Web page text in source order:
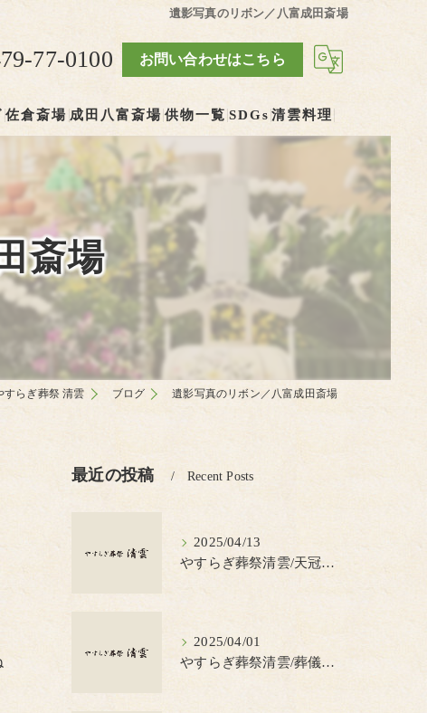
遺影写真のリボン／八富成田斎場
77-0100 お問い合わせはこちら
佐倉斎場 成田八富斎場 供物一覧 SDGs 清雲料理
斎場
すらぎ葬祭 清雲 ブログ 遺影写真のリボン／八富成田斎場
最近の投稿 Recent Posts
2025/04/13
やすらぎ葬祭清雲/天冠（てんかん）とは？
2025/04/01
やすらぎ葬祭清雲/葬儀の見積書について知っておきたいポイント